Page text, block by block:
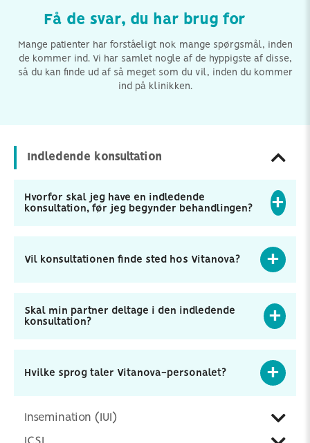
Få de svar, du har brug for
Mange patienter har forståeligt nok mange spørgsmål, inden
de kommer ind. Vi har samlet nogle af de hyppigste af disse,
så du kan finde ud af så meget som du vil, inden du kommer
ind på klinikken.
Indledende konsultation
Hvorfor skal jeg have en indledende
konsultation, før jeg begynder behandlingen?
Vil konsultationen finde sted hos Vitanova?
Skal min partner deltage i den indledende
konsultation?
Hvilke sprog taler Vitanova-personalet?
Insemination (IUI)